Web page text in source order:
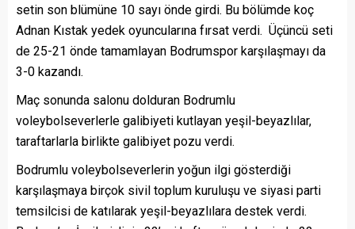
setin son blümüne 10 sayı önde girdi. Bu bölümde koç
Adnan Kıstak yedek oyuncularına fırsat verdi. Üçüncü seti
de 25-21 önde tamamlayan Bodrumspor karşılaşmayı da
3-0 kazandı.
Maç sonunda salonu dolduran Bodrumlu
voleybolseverlerle galibiyeti kutlayan yeşil-beyazlılar,
taraftarlarla birlikte galibiyet pozu verdi.
Bodrumlu voleybolseverlerin yoğun ilgi gösterdiği
karşılaşmaya birçok sivil toplum kuruluşu ve siyasi parti
temsilcisi de katılarak yeşil-beyazlılara destek verdi.